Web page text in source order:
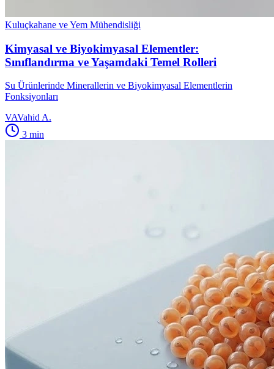
Kuluçkahane ve Yem Mühendisliği
Kimyasal ve Biyokimyasal Elementler:
Sınıflandırma ve Yaşamdaki Temel Rolleri
Su Ürünlerinde Minerallerin ve Biyokimyasal Elementlerin
Fonksiyonları
VAVahid A.
3 min